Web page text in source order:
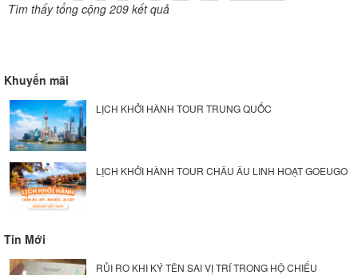
Tìm thấy tổng cộng 209 kết quả
Khuyến mãi
LỊCH KHỞI HÀNH TOUR TRUNG QUỐC
LỊCH KHỞI HÀNH TOUR CHÂU ÂU LINH HOẠT GOEUGO
Tin Mới
RỦI RO KHI KÝ TÊN SAI VỊ TRÍ TRONG HỘ CHIẾU